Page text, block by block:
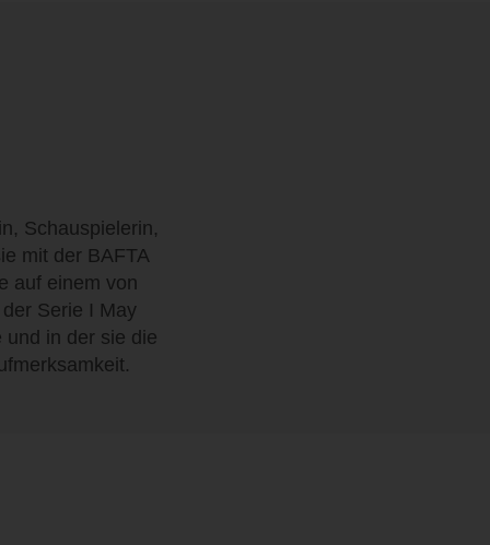
Schauspielerin,
mit der BAFTA
auf einem von
Serie I May
und in der sie die